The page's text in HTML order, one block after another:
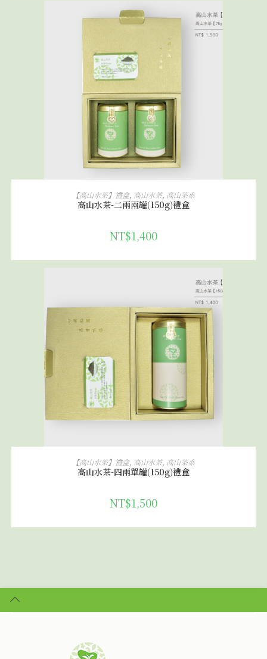
加入購物車
【高山水茶】禮盒, 高山水茶, 高山茶系
高山水茶-二兩兩罐(150g)禮盒
NT$1,400
加入購物車
【高山水茶】禮盒, 高山水茶, 高山茶系
高山水茶-四兩單罐(150g)禮盒
NT$1,500